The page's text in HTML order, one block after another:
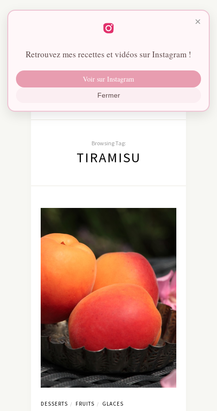
Browsing Tag:
TIRAMISU
DESSERTS / FRUITS / GLACES
×
Retrouvez mes recettes et vidéos sur Instagram !
Voir sur Instagram
Fermer